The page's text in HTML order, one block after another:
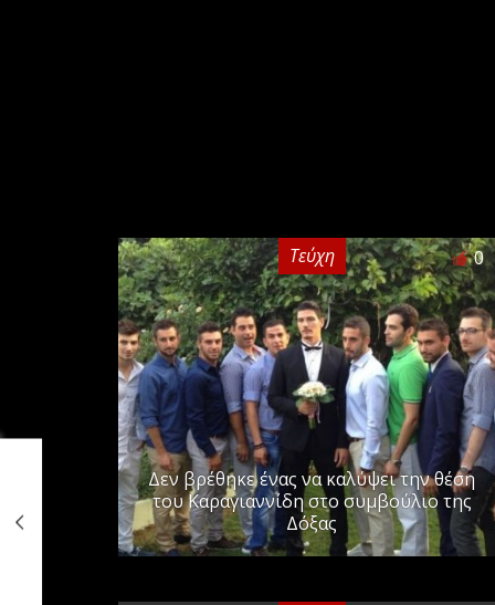
Τεύχη 0
Δεν βρέθηκε ένας να καλύψει την θέση
του Καραγιαννίδη στο συμβούλιο της
Δόξας